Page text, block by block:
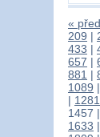
«
209 |
433 |
657 |
881 |
1089 |
| 1281
1457 |
1633 |